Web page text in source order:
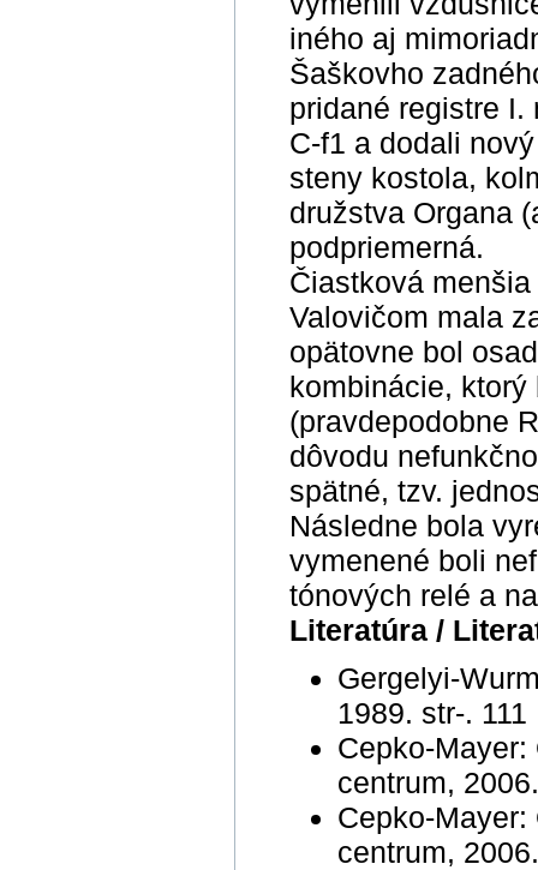
iného aj
Šaškovho
pridané registre
C-f1 a dodali
steny kostola,
družstva Organa
podpriemerná.
Čiastková
Valovičom mala
opätovne bol
kombinácie,
(pravdepodobne
dôvodu
spätné, tzv.
Následne bola
vymenené boli
tónových relé a
Literatúra /
Gergelyi-
1989. str-. 111
Cepko-
centrum,
Cepko-
centrum,